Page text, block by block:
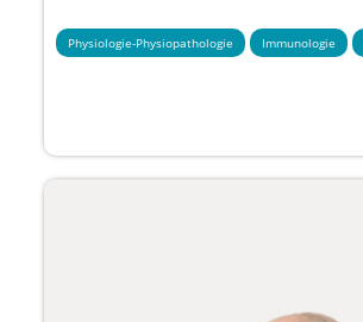
Physiologie-Physiopathologie Immunologie